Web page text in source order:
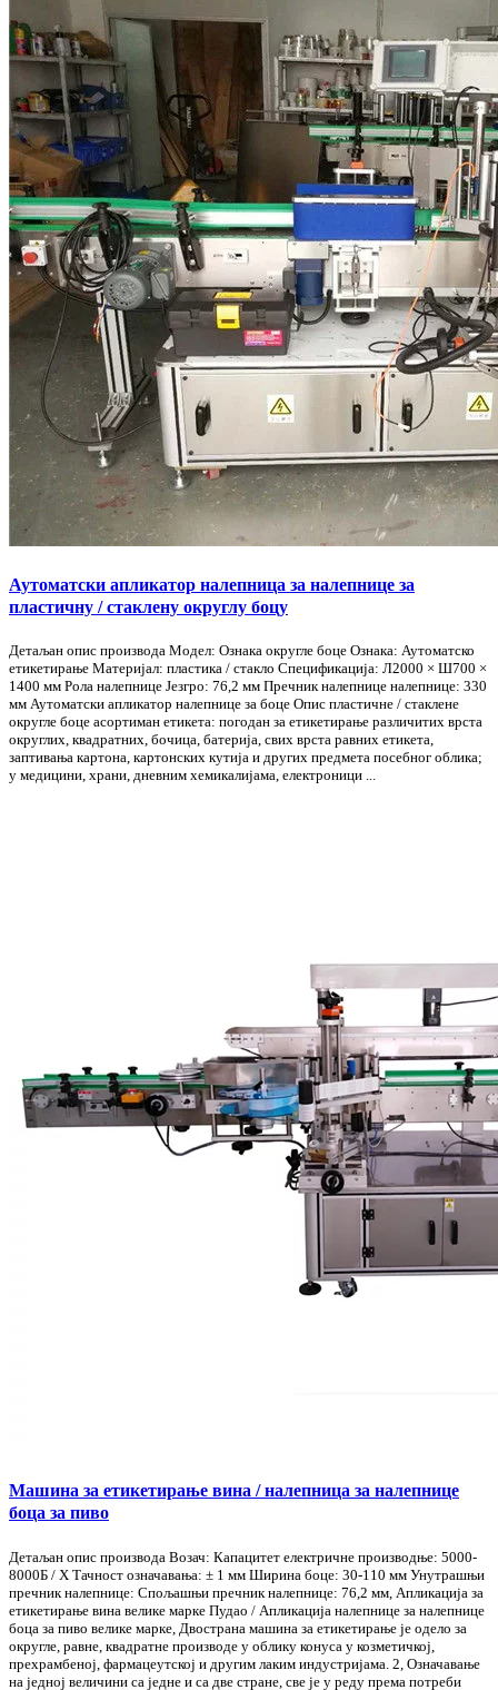
Аутоматски апликатор налепница за налепнице за
пластичну / стаклену округлу боцу
Детаљан опис производа Модел: Ознака округле боце Ознака: Аутоматско
етикетирање Материјал: пластика / стакло Спецификација: Л2000 × Ш700 ×
1400 мм Рола налепнице Језгро: 76,2 мм Пречник налепнице налепнице: 330
мм Аутоматски апликатор налепнице за боце Опис пластичне / стаклене
округле боце асортиман етикета: погодан за етикетирање различитих врста
округлих, квадратних, бочица, батерија, свих врста равних етикета,
заптивања картона, картонских кутија и других предмета посебног облика;
у медицини, храни, дневним хемикалијама, електроници ...
Машина за етикетирање вина / налепница за налепнице
боца за пиво
Детаљан опис производа Возач: Капацитет електричне производње: 5000-
8000Б / Х Тачност означавања: ± 1 мм Ширина боце: 30-110 мм Унутрашњи
пречник налепнице: Спољашњи пречник налепнице: 76,2 мм, Апликација за
етикетирање вина велике марке Пудао / Апликација налепнице за налепнице
боца за пиво велике марке, Двострана машина за етикетирање је одело за
округле, равне, квадратне производе у облику конуса у козметичкој,
прехрамбеној, фармацеутској и другим лаким индустријама. 2, Означавање
на једној величини са једне и са две стране, све је у реду према потреби